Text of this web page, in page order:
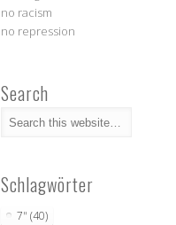
no racism
no repression
Search
Schlagwörter
7" (40)